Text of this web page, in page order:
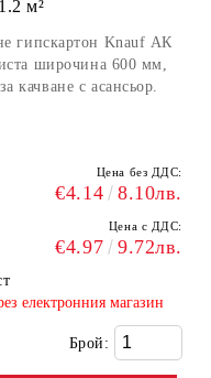
м²
гипскартон Knauf АК
широчина 600 мм,
качване с асансьор.
Цена без ДДС:
€4.14 8.10лв.
Цена с ДДС:
€4.97 9.72лв.
електронния магазин
Брой: